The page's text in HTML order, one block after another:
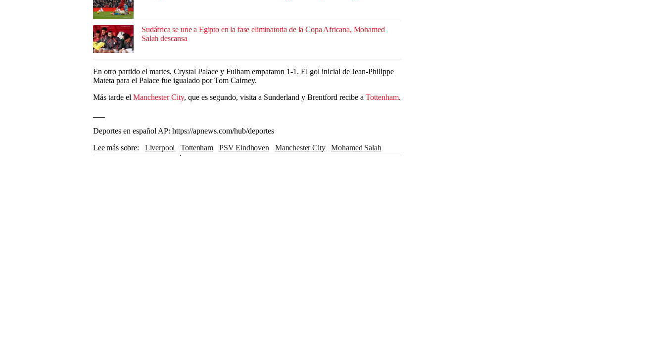
Sudáfrica se une a Egipto en la fase eliminatoria de la Copa Africana, Mohamed
Salah descansa
En otro partido el martes, Crystal Palace y Fulham empataron 1-1. El gol inicial de Jean-Philippe
Mateta para el Palace fue igualado por Tom Cairney.
Más tarde el Manchester City, que es segundo, visita a Sunderland y Brentford recibe a Tottenham.
Deportes en español AP: https://apnews.com/hub/deportes
Lee más sobre
Liverpool Tottenham PSV Eindhoven Manchester City
Mohamed Salah
Crystal Palace
Inter de Milán Fulham